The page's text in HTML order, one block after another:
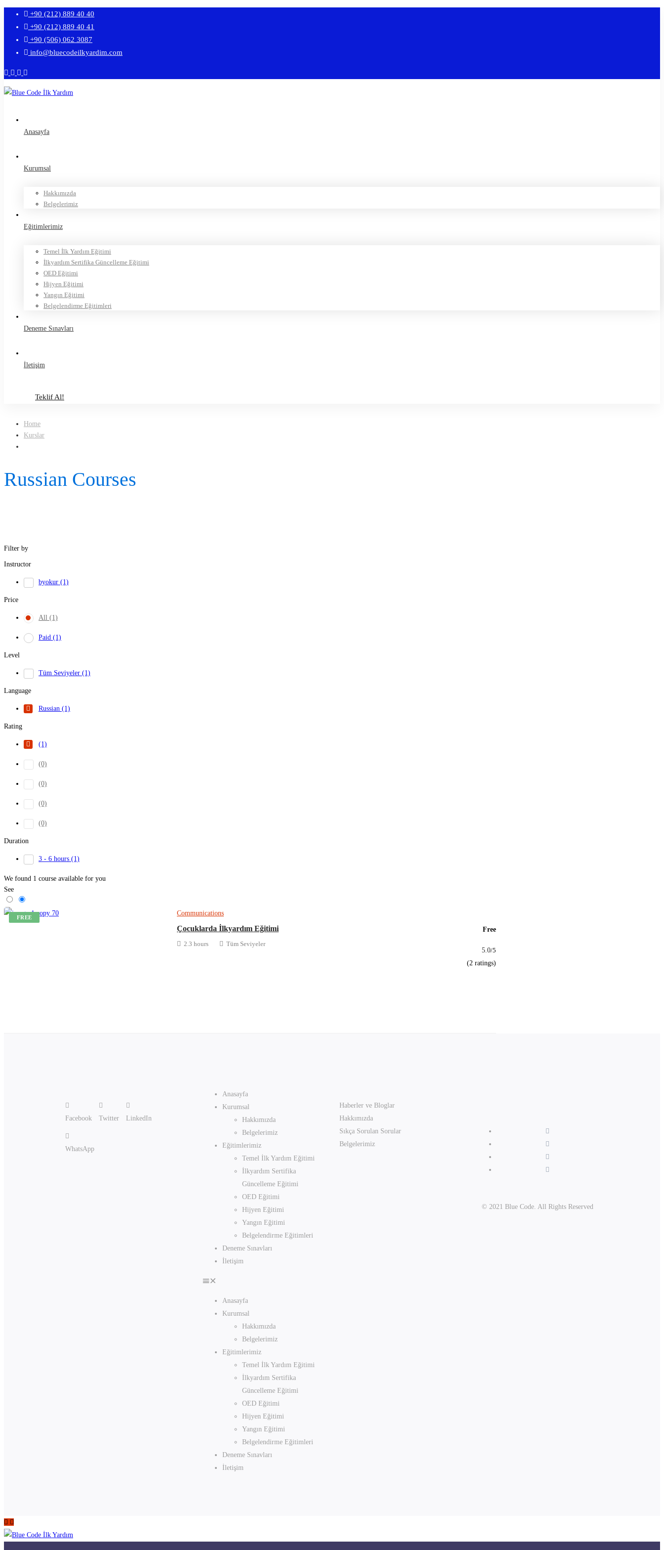
+90 (212) 889 40 40
+90 (212) 889 40 41
+90 (506) 062 3087
info@bluecodeilkyardim.com
Anasayfa
Kurumsal
Hakkımızda
Belgelerimiz
Eğitimlerimiz
Temel İlk Yardım Eğitimi
İlkyardım Sertifika Güncelleme Eğitimi
OED Eğitimi
Hijyen Eğitimi
Yangın Eğitimi
Belgelendirme Eğitimleri
Deneme Sınavları
İletişim
Teklif Al!
Home
Kurslar
Russian Courses
Filter by
Instructor
byokur (1)
Price
All (1)
Paid (1)
Level
Tüm Seviyeler (1)
Language
Russian (1)
Rating
(1)
(0)
(0)
(0)
(0)
Duration
3 - 6 hours (1)
We found 1 course available for you
See
FREE
Communications
Çocuklarda İlkyardım Eğitimi
2.3 hours Tüm Seviyeler
Free
5.0/5
(2 ratings)
Facebook Twitter LinkedIn
WhatsApp
Anasayfa
Kurumsal
Hakkımızda
Belgelerimiz
Eğitimlerimiz
Temel İlk Yardım Eğitimi
İlkyardım Sertifika
Güncelleme Eğitimi
OED Eğitimi
Hijyen Eğitimi
Yangın Eğitimi
Belgelendirme Eğitimleri
Deneme Sınavları
İletişim
Anasayfa
Kurumsal
Hakkımızda
Belgelerimiz
Eğitimlerimiz
Temel İlk Yardım Eğitimi
İlkyardım Sertifika
Güncelleme Eğitimi
OED Eğitimi
Hijyen Eğitimi
Yangın Eğitimi
Belgelendirme Eğitimleri
Deneme Sınavları
İletişim
Haberler ve Bloglar
Hakkımızda
Sıkça Sorulan Sorular
Belgelerimiz
© 2021 Blue Code. All Rights Reserved